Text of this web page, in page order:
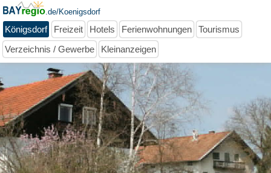
.de/Koenigsdorf
Königsdorf Freizeit Hotels Ferienwohnungen
Tourismus
Verzeichnis / Gewerbe
Kleinanzeigen